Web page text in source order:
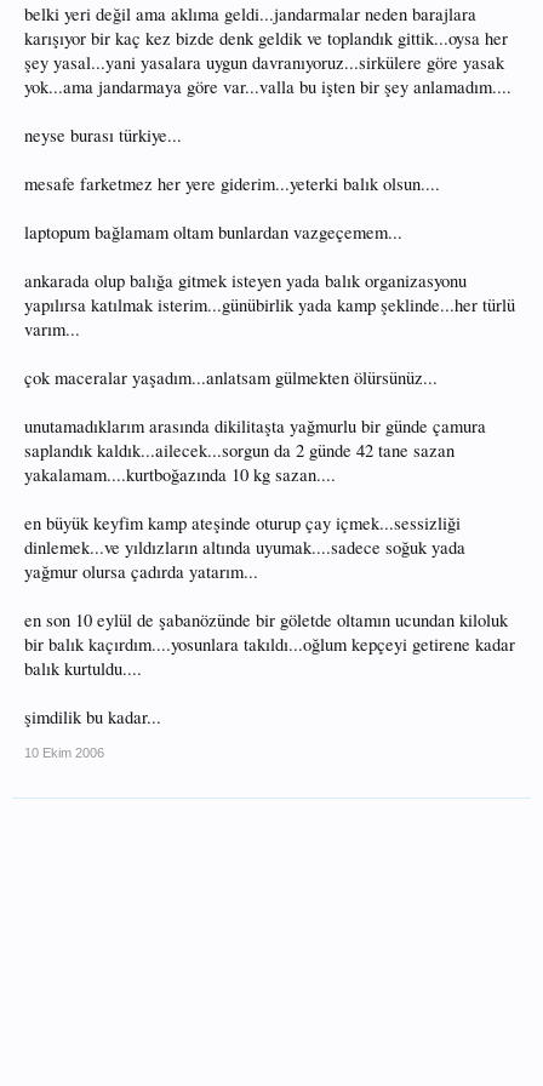
belki yeri değil ama aklıma geldi...jandarmalar neden barajlara
karışıyor bir kaç kez bizde denk geldik ve toplandık gittik...oysa her
şey yasal...yani yasalara uygun davranıyoruz...sirkülere göre yasak
yok...ama jandarmaya göre var...valla bu işten bir şey anlamadım....
neyse burası türkiye...
mesafe farketmez her yere giderim...yeterki balık olsun....
laptopum bağlamam oltam bunlardan vazgeçemem...
ankarada olup balığa gitmek isteyen yada balık organizasyonu
yapılırsa katılmak isterim...günübirlik yada kamp şeklinde...her türlü
varım...
çok maceralar yaşadım...anlatsam gülmekten ölürsünüz...
unutamadıklarım arasında dikilitaşta yağmurlu bir günde çamura
saplandık kaldık...ailecek...sorgun da 2 günde 42 tane sazan
yakalamam....kurtboğazında 10 kg sazan....
en büyük keyfim kamp ateşinde oturup çay içmek...sessizliği
dinlemek...ve yıldızların altında uyumak....sadece soğuk yada
yağmur olursa çadırda yatarım...
en son 10 eylül de şabanözünde bir göletde oltamın ucundan kiloluk
bir balık kaçırdım....yosunlara takıldı...oğlum kepçeyi getirene kadar
balık kurtuldu....
şimdilik bu kadar...
10 Ekim 2006